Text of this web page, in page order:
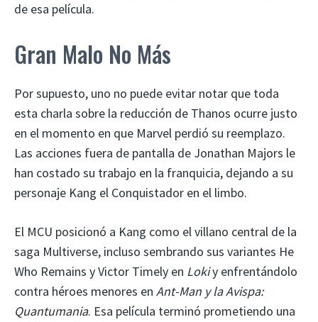
de esa película.
Gran Malo No Más
Por supuesto, uno no puede evitar notar que toda
esta charla sobre la reducción de Thanos ocurre justo
en el momento en que Marvel perdió su reemplazo.
Las acciones fuera de pantalla de Jonathan Majors le
han costado su trabajo en la franquicia, dejando a su
personaje Kang el Conquistador en el limbo.
El MCU posicionó a Kang como el villano central de la
saga Multiverse, incluso sembrando sus variantes He
Who Remains y Victor Timely en Lokiy enfrentándolo
contra héroes menores en Ant-Man y la Avispa:
Quantumania. Esa película terminó prometiendo una